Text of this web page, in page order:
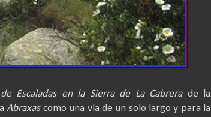
Escaladas en la Sierra de La Cabrerade la
Abraxas como una vía de un solo largo y para la